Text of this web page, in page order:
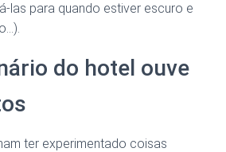
las para quando estiver escuro e
do hotel ouve
ter experimentado coisas